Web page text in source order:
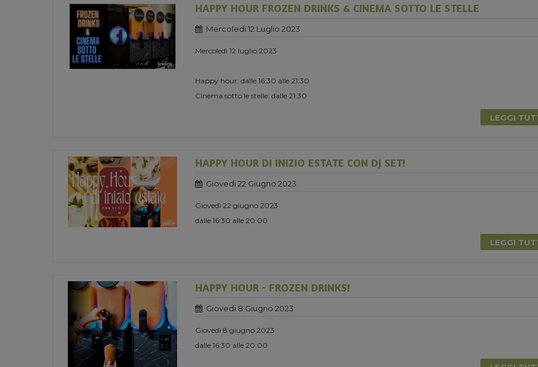
HAPPY HOUR FROZEN DRINKS & CINEMA SOTTO LE STELLE
Mercoledi 12 Luglio 2023
Mercoledì 12 luglio 2023
Happy hour: dalle 16:30 alle 21:30
Cinema sotto le stelle: dalle 21:30
LEGGI
HAPPY HOUR DI INIZIO ESTATE CON DJ SET!
Giovedi 22 Giugno 2023
Giovedì 22 giugno 2023
dalle 16:30 alle 20:00
LEGGI
HAPPY HOUR - FROZEN DRINKS!
Giovedi 8 Giugno 2023
Giovedì 8 giugno 2023
dalle 16:30 alle 20:00